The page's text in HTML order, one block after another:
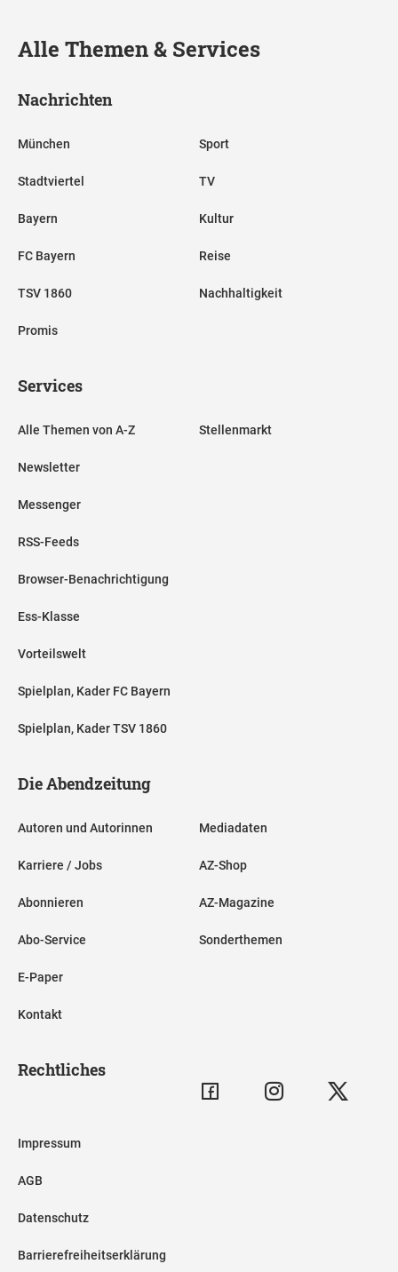
Alle Themen & Services
Nachrichten
München
Stadtviertel
Bayern
FC Bayern
TSV 1860
Promis
Sport
TV
Kultur
Reise
Nachhaltigkeit
Services
Alle Themen von A-Z
Newsletter
Messenger
RSS-Feeds
Browser-Benachrichtigung
Ess-Klasse
Vorteilswelt
Spielplan, Kader FC Bayern
Spielplan, Kader TSV 1860
Stellenmarkt
Die Abendzeitung
Autoren und Autorinnen
Karriere / Jobs
Abonnieren
Abo-Service
E-Paper
Kontakt
Mediadaten
AZ-Shop
AZ-Magazine
Sonderthemen
Rechtliches
Impressum
AGB
Datenschutz
Barrierefreiheitserklärung